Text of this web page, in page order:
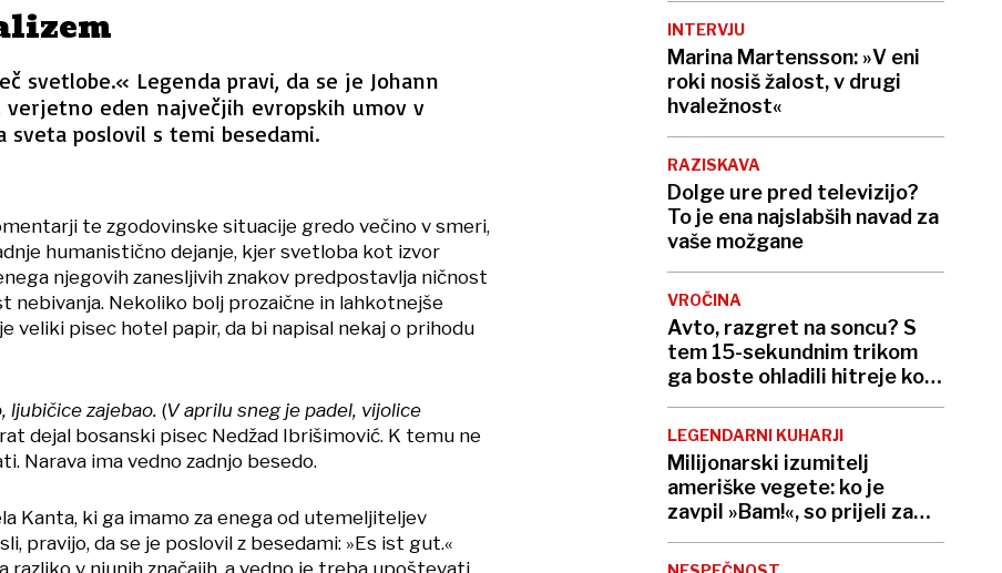
svetlobe.« Legenda pravi, da se je Johann
verjetno eden največjih evropskih umov v
sveta poslovil s temi besedami.
te zgodovinske situacije gredo večino v smeri,
humanistično dejanje, kjer svetloba kot izvor
njegovih zanesljivih znakov predpostavlja ničnost
nebivanja. Nekoliko bolj prozaične in lahkotnejše
veliki pisec hotel papir, da bi napisal nekaj o prihodu
ljubičice zajebao. (V aprilu sneg je padel, vijolice
dejal bosanski pisec Nedžad Ibrišimović. K temu ne
Narava ima vedno zadnjo besedo.
Kanta, ki ga imamo za enega od utemeljiteljev
pravijo, da se je poslovil z besedami: »Es ist gut.«
razliko v njunih značajih, a vedno je treba upoštevati,
INTERVJU
Marina Martensson: »V eni
roki nosiš žalost, v drugi
hvaležnost«​
RAZISKAVA
Dolge ure pred televizijo?
To je ena najslabših navad za
vaše možgane
VROČINA
Avto, razgret na soncu? S
tem 15-sekundnim trikom
ga boste ohladili hitreje kot
s klimo
LEGENDARNI KUHARJI
Milijonarski izumitelj
ameriške vegete: ko je
zavpil »Bam!«, so prijeli za
kuhalnice